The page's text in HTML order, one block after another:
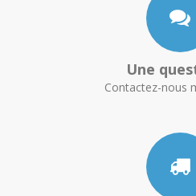
Une
Contactez-nous